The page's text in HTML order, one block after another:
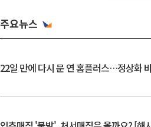
주요뉴스
22일 만에 다시 문 연 홈플러스…정상화